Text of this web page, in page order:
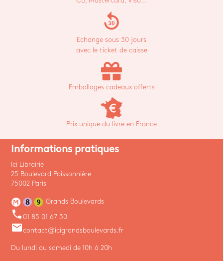
replay_30
Echange sous 30 jours
avec le ticket de caisse
Emballages cadeaux offerts
Prix unique du livre en France
Informations pratiques
Ici Librairie
25 Boulevard Poissonnière
75002 Paris
Grands Boulevards
phone 01 85 01 67 30
emailcontact@icigrandsboulevards.fr
Du lundi au samedi de 10h à 20h